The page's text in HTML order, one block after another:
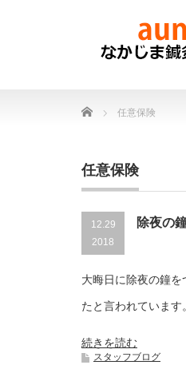
Home 任意保険
任意保険
12.29
2018
除夜の
大晦日に除夜の鐘
たと言われています。
続きを読む
スタッフブログ